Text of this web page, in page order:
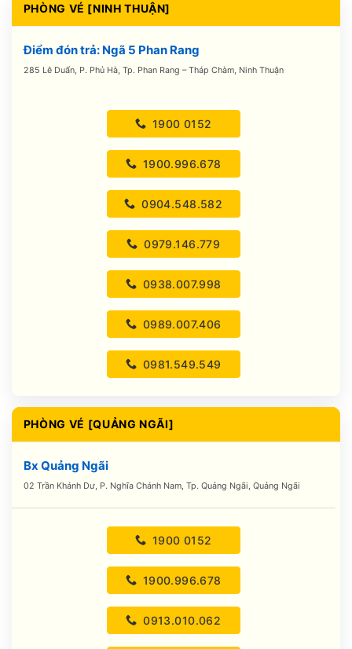
PHÒNG VÉ [NINH THUẬN]
Điểm đón trả: Ngã 5 Phan Rang
285 Lê Duẩn, P. Phủ Hà, Tp. Phan Rang – Tháp Chàm, Ninh Thuận
1900 0152
1900.996.678
0904.548.582
0979.146.779
0938.007.998
0989.007.406
0981.549.549
PHÒNG VÉ [QUẢNG NGÃI]
Bx Quảng Ngãi
02 Trần Khánh Dư, P. Nghĩa Chánh Nam, Tp. Quảng Ngãi, Quảng Ngãi
1900 0152
1900.996.678
0913.010.062